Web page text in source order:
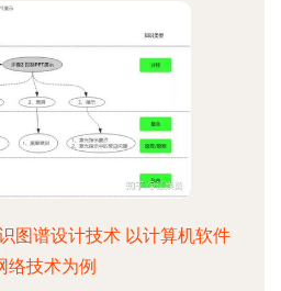
图谱设计技术 以计算机软件
络技术为例